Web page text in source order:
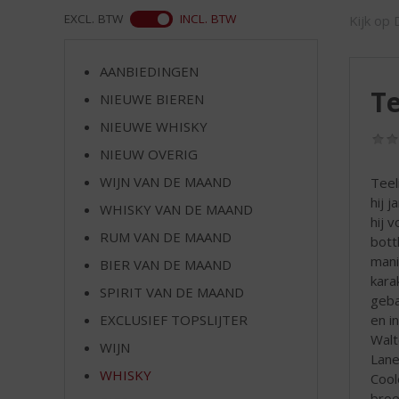
Kijk op
hij
hij
en
EXCL. BTW INCL. BTW
AANBIEDINGEN
NIEUWE BIEREN
NIEUWE WHISKY
NIEUW OVERIG
WIJN VAN DE MAAND
WHISKY VAN DE MAAND
RUM VAN DE MAAND
BIER VAN DE MAAND
SPIRIT VAN DE MAAND
EXCLUSIEF TOPSLIJTER
WIJN
WHISKY